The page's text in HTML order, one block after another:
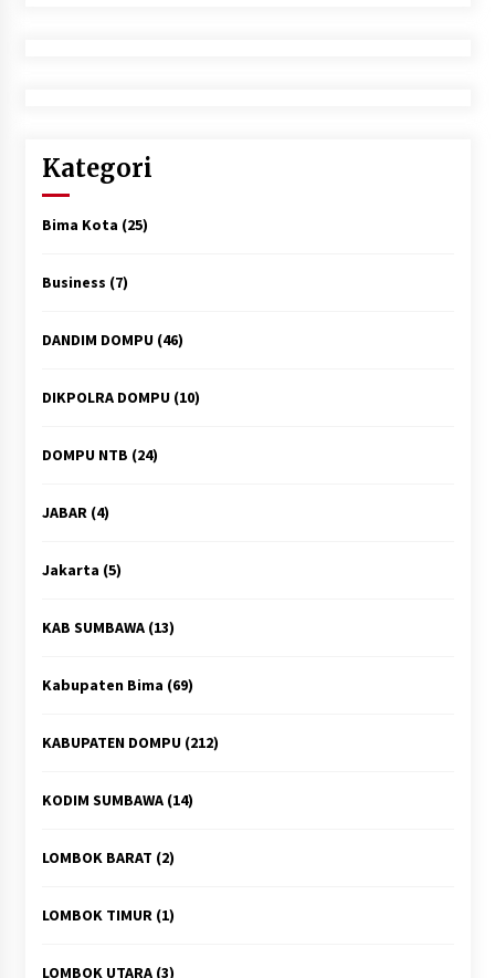
Kategori
Bima Kota (25)
Business (7)
DANDIM DOMPU(46)
DIKPOLRA DOMPU(10)
DOMPU NTB (24)
JABAR(4)
Jakarta (5)
KAB SUMBAWA(13)
Kabupaten Bima (69)
KABUPATEN DOMPU(212)
KODIM SUMBAWA(14)
LOMBOK BARAT (2)
LOMBOK TIMUR(1)
LOMBOK UTARA(3)